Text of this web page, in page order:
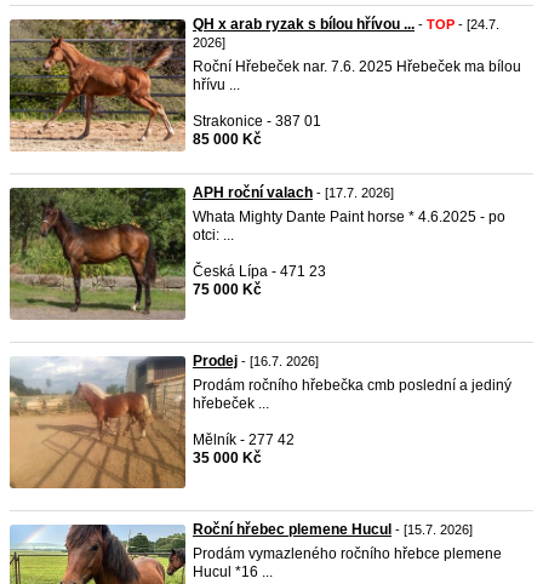
QH x arab ryzak s bílou hřívou ... - TOP - [24.7.
2026]
Roční Hřebeček nar. 7.6. 2025 Hřebeček ma bílou
hřívu ...
Strakonice - 387 01
85 000 Kč
APH roční valach - [17.7. 2026]
Whata Mighty Dante Paint horse * 4.6.2025 - po
otci: ...
Česká Lípa - 471 23
75 000 Kč
Prodej - [16.7. 2026]
Prodám ročního hřebečka cmb poslední a jediný
hřebeček ...
Mělník - 277 42
35 000 Kč
Roční hřebec plemene Hucul - [15.7. 2026]
Prodám vymazleného ročního hřebce plemene
Hucul *16 ...